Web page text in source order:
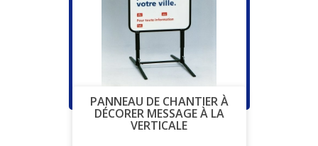
PANNEAU DE CHANTIER À
DÉCORER MESSAGE À LA
VERTICALE